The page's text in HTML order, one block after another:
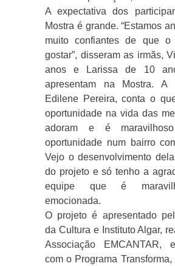
A expectativa dos
Mostra é grande. “Estamos
muito confiantes de que o
gostar”, disseram as irmãs,
anos e Larissa de 10
apresentam na Mostra. A
Edilene Pereira, conta o
oportunidade na vida das
adoram e é
oportunidade num bairro
Vejo o desenvolvimento
do projeto e só tenho a
equipe que é
emocionada.
O projeto é apresentado
da Cultura e Instituto Algar,
Associação EMCANTAR,
com o Programa